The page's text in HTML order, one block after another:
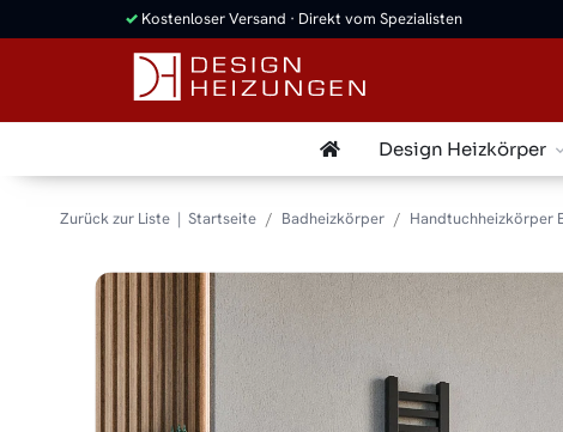
✓ Kostenloser Versand · Direkt vom Spezialisten
Design Heizkörper
Zurück zur Liste Startseite Badheizkörper Handtuchheizkörper